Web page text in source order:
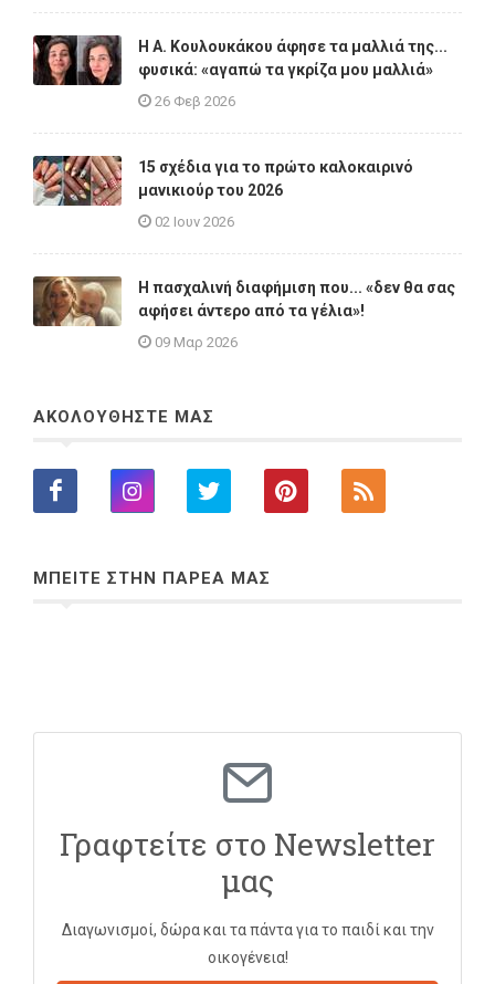
Η A. Κουλουκάκου άφησε τα μαλλιά της...
φυσικά: «αγαπώ τα γκρίζα μου μαλλιά»
26 Φεβ 2026
15 σχέδια για το πρώτο καλοκαιρινό
μανικιούρ του 2026
02 Ιουν 2026
Η πασχαλινή διαφήμιση που... «δεν θα σας
αφήσει άντερο από τα γέλια»!
09 Μαρ 2026
ΑΚΟΛΟΥΘΗΣΤΕ ΜΑΣ
ΜΠΕΙΤΕ ΣΤΗΝ ΠΑΡΕΑ ΜΑΣ
Γραφτείτε στο Newsletter
μας
Διαγωνισμοί, δώρα και τα πάντα για το παιδί και την
οικογένεια!